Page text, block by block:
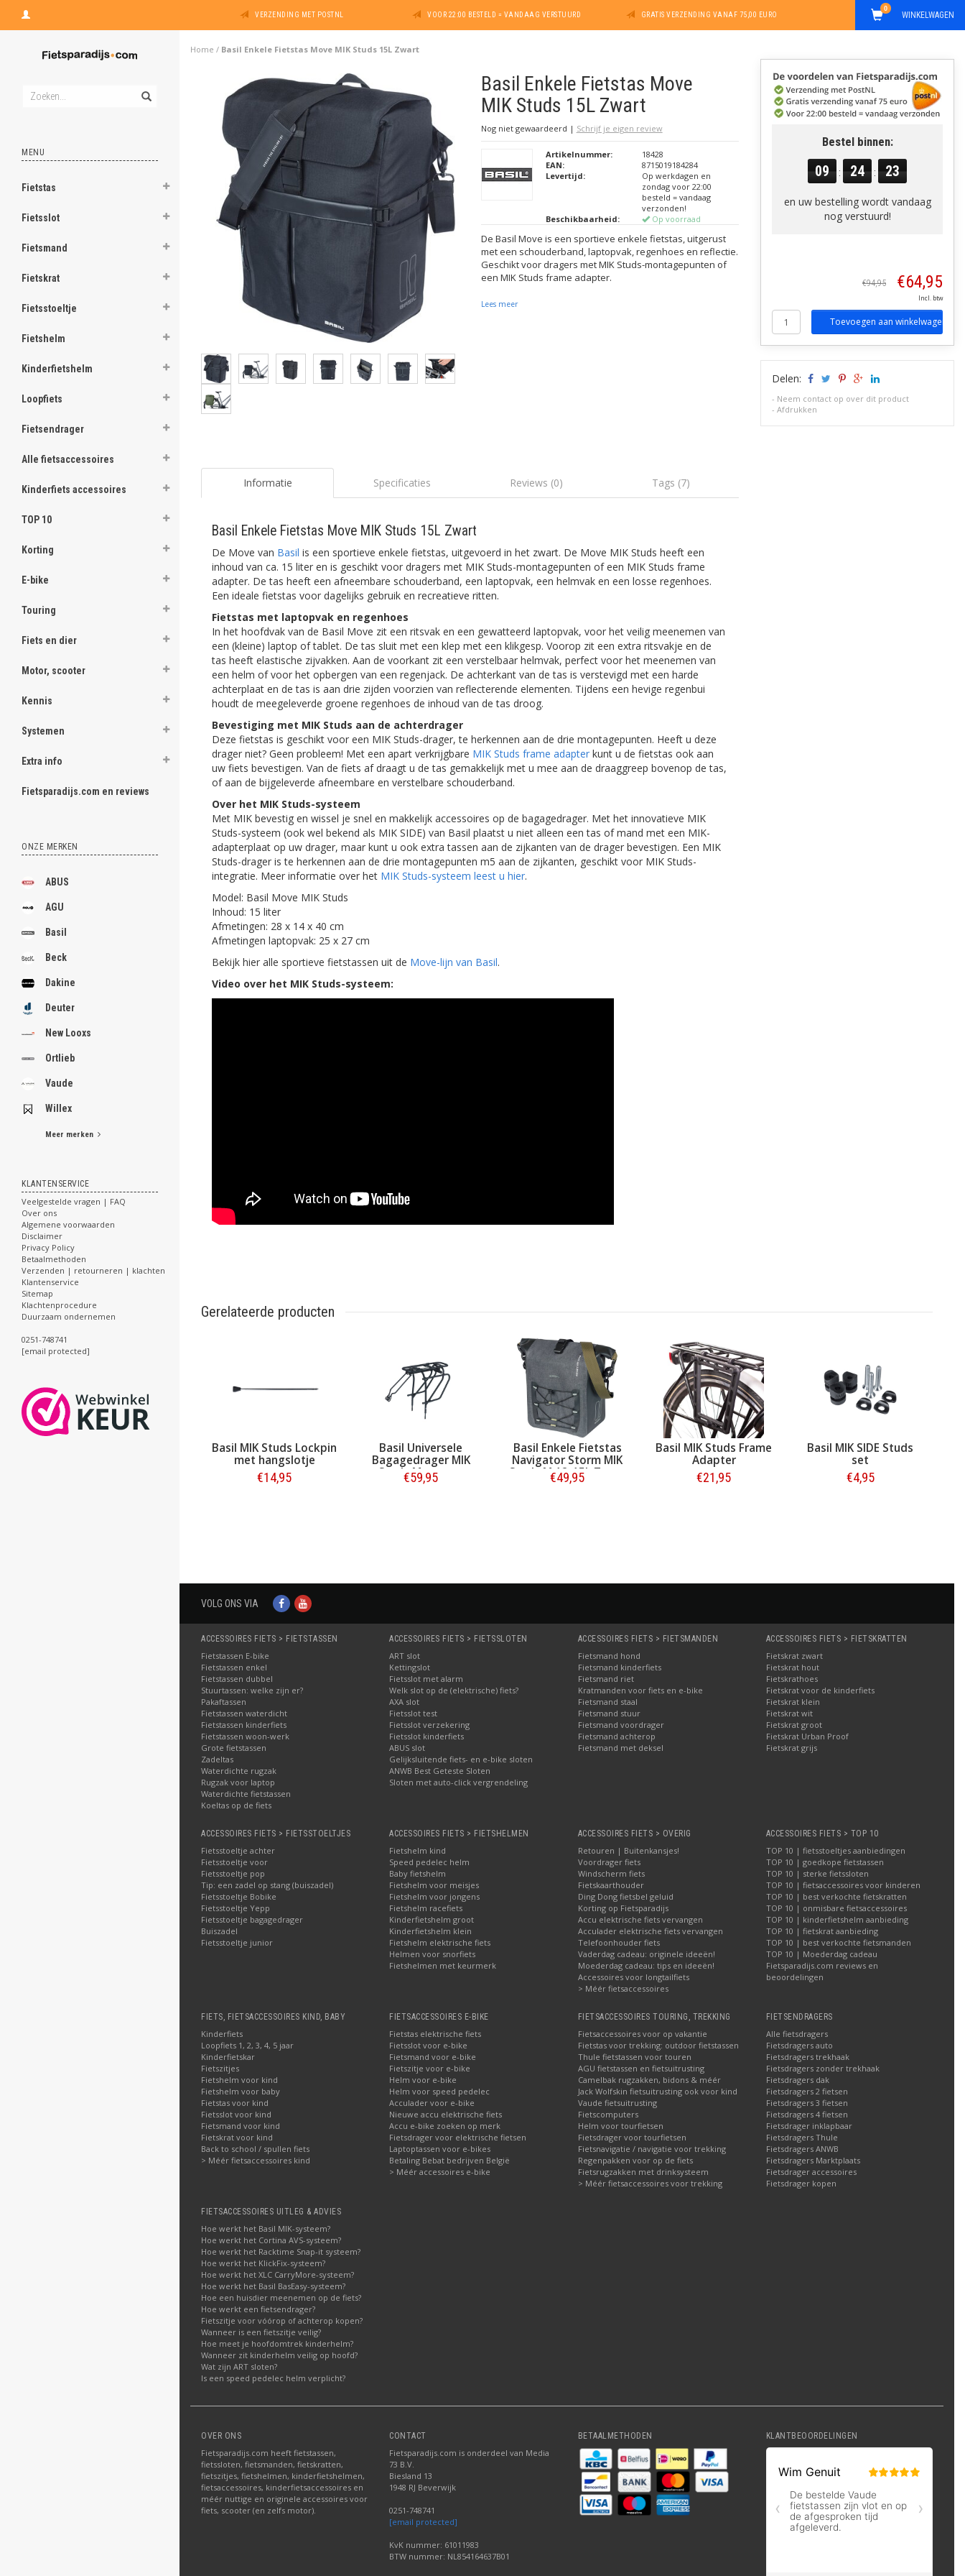
VERZENDING MET POSTNL VOOR 22:00 BESTELD = VANDAAG VERSTUURD GRATIS VERZENDING VANAF 75,00 EURO WINKELWAGEN
0
MENU
Fietstas
Fietsslot
Fietsmand
Fietskrat
Fietsstoeltje
Fietshelm
Kinderfietshelm
Loopfiets
Fietsendrager
Alle fietsaccessoires
Kinderfiets accessoires
TOP 10
Korting
E-bike
Touring
Fiets en dier
Motor, scooter
Kennis
Systemen
Extra info
Fietsparadijs.com en reviews
ONZE MERKEN
ABUS
AGU
Basil
Beck
Dakine
Deuter
New Looxs
Ortlieb
Vaude
Willex
Meer merken
KLANTENSERVICE
Veelgestelde vragen | FAQ
Over ons
Algemene voorwaarden
Disclaimer
Privacy Policy
Betaalmethoden
Verzenden | retourneren | klachten
Klantenservice
Sitemap
Klachtenprocedure
Duurzaam ondernemen
0251-748741
[email protected]
Home / Basil Enkele Fietstas Move MIK Studs 15L Zwart
Basil Enkele Fietstas Move
MIK Studs 15L Zwart
Nog niet gewaardeerd | Schrijf je eigen review
Artikelnummer:
18428
EAN:
8715019184284
Levertijd:
Op werkdagen en
zondag voor 22:00
besteld = vandaag
verzonden!
Beschikbaarheid:
Op voorraad
De Basil Move is een sportieve enkele fietstas, uitgerust
met een schouderband, laptopvak, regenhoes en reflectie.
Geschikt voor dragers met MIK Studs-montagepunten of
een MIK Studs frame adapter.
Lees meer
Informatie Specificaties Reviews (0) Tags (7)
Basil Enkele Fietstas Move MIK Studs 15L Zwart
De Move van Basil is een sportieve enkele fietstas, uitgevoerd in het zwart. De Move MIK Studs heeft een
inhoud van ca. 15 liter en is geschikt voor dragers met MIK Studs-montagepunten of een MIK Studs frame
adapter. De tas heeft een afneembare schouderband, een laptopvak, een helmvak en een losse regenhoes.
Een ideale fietstas voor dagelijks gebruik en recreatieve ritten.
Fietstas met laptopvak en regenhoes
In het hoofdvak van de Basil Move zit een ritsvak en een gewatteerd laptopvak, voor het veilig meenemen van
een (kleine) laptop of tablet. De tas sluit met een klep met een klikgesp. Voorop zit een extra ritsvakje en de
tas heeft elastische zijvakken. Aan de voorkant zit een verstelbaar helmvak, perfect voor het meenemen van
een helm of voor het opbergen van een regenjack. De achterkant van de tas is verstevigd met een harde
achterplaat en de tas is aan drie zijden voorzien van reflecterende elementen. Tijdens een hevige regenbui
houdt de meegeleverde groene regenhoes de inhoud van de tas droog.
Bevestiging met MIK Studs aan de achterdrager
Deze fietstas is geschikt voor een MIK Studs-drager, te herkennen aan de drie montagepunten. Heeft u deze
drager niet? Geen probleem! Met een apart verkrijgbare MIK Studs frame adapter kunt u de fietstas ook aan
uw fiets bevestigen. Van de fiets af draagt u de tas gemakkelijk met u mee aan de draaggreep bovenop de tas,
of aan de bijgeleverde afneembare en verstelbare schouderband.
Over het MIK Studs-systeem
Met MIK bevestig en wissel je snel en makkelijk accessoires op de bagagedrager. Met het innovatieve MIK
Studs-systeem (ook wel bekend als MIK SIDE) van Basil plaatst u niet alleen een tas of mand met een MIK-
adapterplaat op uw drager, maar kunt u ook extra tassen aan de zijkanten van de drager bevestigen. Een MIK
Studs-drager is te herkennen aan de drie montagepunten m5 aan de zijkanten, geschikt voor MIK Studs-
integratie. Meer informatie over het MIK Studs-systeem leest u hier.
Model: Basil Move MIK Studs
Inhoud: 15 liter
Afmetingen: 28 x 14 x 40 cm
Afmetingen laptopvak: 25 x 27 cm
Bekijk hier alle sportieve fietstassen uit de Move-lijn van Basil.
Video over het MIK Studs-systeem:
Bestel binnen:
09 : 24 : 22
en uw bestelling wordt vandaag
nog verstuurd!
€94,95 €64,95
Incl. btw
Toevoegen aan winkelwagen
Delen:
- Neem contact op over dit product
-Afdrukken
Gerelateerde producten
Basil MIK Studs Lockpin
met hangslotje
€14,95
Basil Universele
Bagagedrager MIK
Studs Matzwart
€59,95
Basil Enkele Fietstas
Navigator Storm MIK
Studs M 12-15L Zwart
€49,95
Basil MIK Studs Frame
Adapter
€21,95
Basil MIK SIDE Studs
set
€4,95
VOLG ONS VIA
ACCESSOIRES FIETS > FIETSTASSEN
Fietstassen E-bike
Fietstassen enkel
Fietstassen dubbel
Stuurtassen: welke zijn er?
Pakaftassen
Fietstassen waterdicht
Fietstassen kinderfiets
Fietstassen woon-werk
Grote fietstassen
Zadeltas
Waterdichte rugzak
Rugzak voor laptop
Waterdichte fietstassen
Koeltas op de fiets
ACCESSOIRES FIETS > FIETSSLOTEN
ART slot
Kettingslot
Fietsslot met alarm
Welk slot op de (elektrische) fiets?
AXA slot
Fietsslot test
Fietsslot verzekering
Fietsslot kinderfiets
ABUS slot
Gelijksluitende fiets- en e-bike sloten
ANWB Best Geteste Sloten
Sloten met auto-click vergrendeling
ACCESSOIRES FIETS > FIETSMANDEN
Fietsmand hond
Fietsmand kinderfiets
Fietsmand riet
Kratmanden voor fiets en e-bike
Fietsmand staal
Fietsmand stuur
Fietsmand voordrager
Fietsmand achterop
Fietsmand met deksel
ACCESSOIRES FIETS > FIETSKRATTEN
Fietskrat zwart
Fietskrat hout
Fietskrathoes
Fietskrat voor de kinderfiets
Fietskrat klein
Fietskrat wit
Fietskrat groot
Fietskrat Urban Proof
Fietskrat grijs
ACCESSOIRES FIETS > FIETSSTOELTJES
Fietsstoeltje achter
Fietsstoeltje voor
Fietsstoeltje pop
Tip: een zadel op stang (buiszadel)
Fietsstoeltje Bobike
Fietsstoeltje Yepp
Fietsstoeltje bagagedrager
Buiszadel
Fietsstoeltje junior
ACCESSOIRES FIETS > FIETSHELMEN
Fietshelm kind
Speed pedelec helm
Baby fietshelm
Fietshelm voor meisjes
Fietshelm voor jongens
Fietshelm racefiets
Kinderfietshelm groot
Kinderfietshelm klein
Fietshelm elektrische fiets
Helmen voor snorfiets
Fietshelmen met keurmerk
ACCESSOIRES FIETS > OVERIG
Retouren | Buitenkansjes!
Voordrager fiets
Windscherm fiets
Fietskaarthouder
Ding Dong fietsbel geluid
Korting op Fietsparadijs
Accu elektrische fiets vervangen
Acculader elektrische fiets vervangen
Telefoonhouder fiets
Vaderdag cadeau: originele ideeën!
Moederdag cadeau: tips en ideeën!
Accessoires voor longtailfiets
> Méér fietsaccessoires
ACCESSOIRES FIETS > TOP 10
TOP 10 | fietsstoeltjes aanbiedingen
TOP 10 | goedkope fietstassen
TOP 10 | sterke fietssloten
TOP 10 | fietsaccessoires voor kinderen
TOP 10 | best verkochte fietskratten
TOP 10 | onmisbare fietsaccessoires
TOP 10 | kinderfietshelm aanbieding
TOP 10 | fietskrat aanbieding
TOP 10 | best verkochte fietsmanden
TOP 10 | Moederdag cadeau
Fietsparadijs.com reviews en
beoordelingen
FIETS, FIETSACCESSOIRES KIND, BABY
Kinderfiets
Loopfiets 1, 2, 3, 4, 5 jaar
Kinderfietskar
Fietszitjes
Fietshelm voor kind
Fietshelm voor baby
Fietstas voor kind
Fietsslot voor kind
Fietsmand voor kind
Fietskrat voor kind
Back to school / spullen fiets
> Méér fietsaccessoires kind
FIETSACCESSOIRES E-BIKE
Fietstas elektrische fiets
Fietsslot voor e-bike
Fietsmand voor e-bike
Fietszitje voor e-bike
Helm voor e-bike
Helm voor speed pedelec
Acculader voor e-bike
Nieuwe accu elektrische fiets
Accu e-bike zoeken op merk
Fietsdrager voor elektrische fietsen
Laptoptassen voor e-bikes
Betaling Bebat bedrijven België
> Méér accessoires e-bike
FIETSACCESSOIRES TOURING, TREKKING
Fietsaccessoires voor op vakantie
Fietstas voor trekking: outdoor fietstassen
Thule fietstassen voor touren
AGU fietstassen en fietsuitrusting
Camelbak rugzakken, bidons & méér
Jack Wolfskin fietsuitrusting ook voor kind
Vaude fietsuitrusting
Fietscomputers
Helm voor tourfietsen
Fietsdrager voor tourfietsen
Fietsnavigatie / navigatie voor trekking
Regenpakken voor op de fiets
Fietsrugzakken met drinksysteem
> Méér fietsaccessoires voor trekking
FIETSENDRAGERS
Alle fietsdragers
Fietsdragers auto
Fietsdragers trekhaak
Fietsdragers zonder trekhaak
Fietsdragers dak
Fietsdragers 2 fietsen
Fietsdragers 3 fietsen
Fietsdragers 4 fietsen
Fietsdrager inklapbaar
Fietsdragers Thule
Fietsdragers ANWB
Fietsdragers Marktplaats
Fietsdrager accessoires
Fietsdrager kopen
FIETSACCESSOIRES UITLEG & ADVIES
Hoe werkt het Basil MIK-systeem?
Hoe werkt het Cortina AVS-systeem?
Hoe werkt het Racktime Snap-it systeem?
Hoe werkt het KlickFix-systeem?
Hoe werkt het XLC CarryMore-systeem?
Hoe werkt het Basil BasEasy-systeem?
Hoe een huisdier meenemen op de fiets?
Hoe werkt een fietsendrager?
Fietszitje voor vóórop of achterop kopen?
Wanneer is een fietszitje veilig?
Hoe meet je hoofdomtrek kinderhelm?
Wanneer zit kinderhelm veilig op hoofd?
Wat zijn ART sloten?
Is een speed pedelec helm verplicht?
OVER ONS
Fietsparadijs.com heeft fietstassen,
fietssloten, fietsmanden, fietskratten,
fietszitjes, fietshelmen, kinderfietshelmen,
fietsaccessoires, kinderfietsaccessoires en
méér nuttige en originele accessoires voor
fiets, scooter (en zelfs motor).
CONTACT
Fietsparadijs.com is onderdeel van Media
73 B.V.
Biesland 13
1948 RJ Beverwijk
0251-748741
[email protected]
KvK nummer: 61011983
BTW nummer: NL854164637B01
BETAALMETHODEN KLANTBEOORDELINGEN